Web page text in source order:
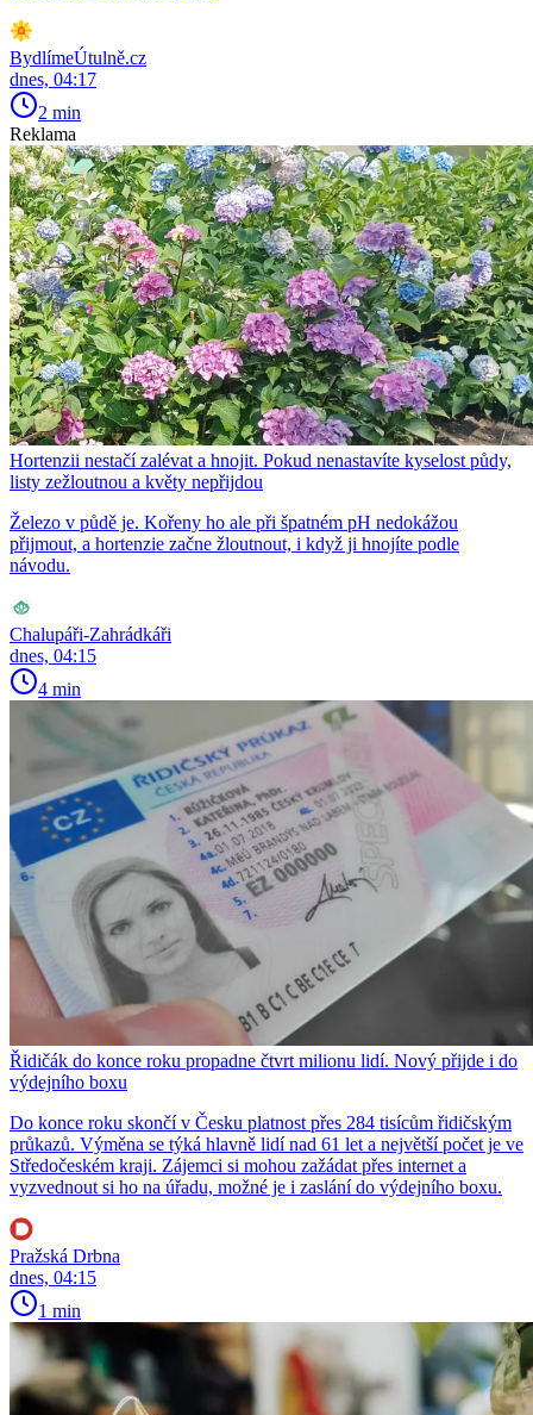
BydlímeÚtulně.cz
dnes, 04:17
2 min
Reklama
Hortenzii nestačí zalévat a hnojit. Pokud nenastavíte kyselost půdy,
listy zežloutnou a květy nepřijdou
Železo v půdě je. Kořeny ho ale při špatném pH nedokážou
přijmout, a hortenzie začne žloutnout, i když ji hnojíte podle
návodu.
Chalupáři-Zahrádkáři
dnes, 04:15
4 min
Řidičák do konce roku propadne čtvrt milionu lidí. Nový přijde i do
výdejního boxu
Do konce roku skončí v Česku platnost přes 284 tisícům řidičským
průkazů. Výměna se týká hlavně lidí nad 61 let a největší počet je ve
Středočeském kraji. Zájemci si mohou zažádat přes internet a
vyzvednout si ho na úřadu, možné je i zaslání do výdejního boxu.
Pražská Drbna
dnes, 04:15
1 min